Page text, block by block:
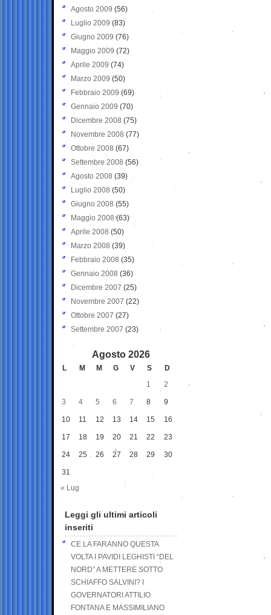
Agosto 2009 (56)
Luglio 2009 (83)
Giugno 2009 (76)
Maggio 2009 (72)
Aprile 2009 (74)
Marzo 2009 (50)
Febbraio 2009 (69)
Gennaio 2009 (70)
Dicembre 2008 (75)
Novembre 2008 (77)
Ottobre 2008 (67)
Settembre 2008 (56)
Agosto 2008 (39)
Luglio 2008 (50)
Giugno 2008 (55)
Maggio 2008(63)
Aprile 2008 (50)
Marzo 2008 (39)
Febbraio 2008 (35)
Gennaio 2008 (36)
Dicembre 2007 (25)
Novembre 2007 (22)
Ottobre 2007 (27)
Settembre 2007 (23)
Agosto 2026
L M M G V S
D
1
2
3 4 5 6 7 8 9
10 11 12 13 14 15 16
17 18 19 20 21 22 23
24 25 26 27 28 29 30
31
« Lug
Leggi gli ultimi articoli
inseriti
CE LA FARANNO QUESTA
VOLTA I PAVIDI LEGHISTI “DEL
NORD” A METTERE SOTTO
SCHIAFFO SALVINI? I
GOVERNATORI ATTILIO
FONTANA E MASSIMILIANO